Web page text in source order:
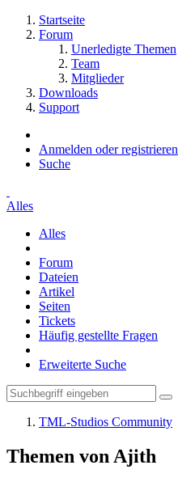
Startseite
Forum
Unerledigte Themen
Team
Mitglieder
Downloads
Support
Anmelden oder registrieren
Suche
Alles
Alles
Forum
Dateien
Artikel
Seiten
Tickets
Häufig gestellte Fragen
Erweiterte Suche
TML-Studios Community
Themen von Ajith